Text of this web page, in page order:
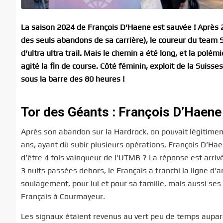
La saison 2024 de François D’Haene est sauvée !
des seuls abandons de sa carrière), le coureur du team
d’ultra ultra trail. Mais le chemin a été long, et la
agité la fin de course. Côté féminin, exploit de la
sous la barre des 80 heures !
Tor des Géants : François
Après son abandon sur la Hardrock, on pouvait
ans, ayant dû subir plusieurs opérations, François
d’être 4 fois vainqueur de l’UTMB ? La réponse est
3 nuits passées dehors, le Français a franchi la ligne
soulagement, pour lui et pour sa famille, mais aussi
Français à Courmayeur.
Les signaux étaient revenus au vert peu de temps